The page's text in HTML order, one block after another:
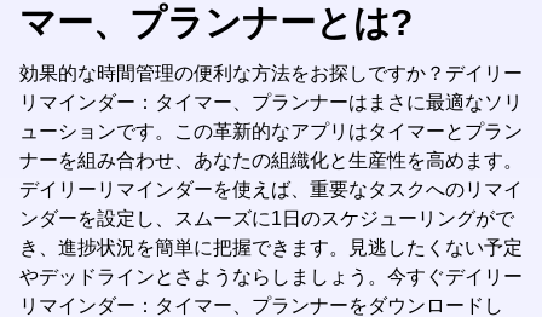
マー、プランナーとは?
効果的な時間管理の便利な方法をお探しですか？デイリー
リマインダー：タイマー、プランナーはまさに最適なソリ
ューションです。この革新的なアプリはタイマーとプラン
ナーを組み合わせ、あなたの組織化と生産性を高めます。
デイリーリマインダーを使えば、重要なタスクへのリマイ
ンダーを設定し、スムーズに1日のスケジューリングがで
き、進捗状況を簡単に把握できます。見逃したくない予定
やデッドラインとさようならしましょう。今すぐデイリー
リマインダー：タイマー、プランナーをダウンロードし